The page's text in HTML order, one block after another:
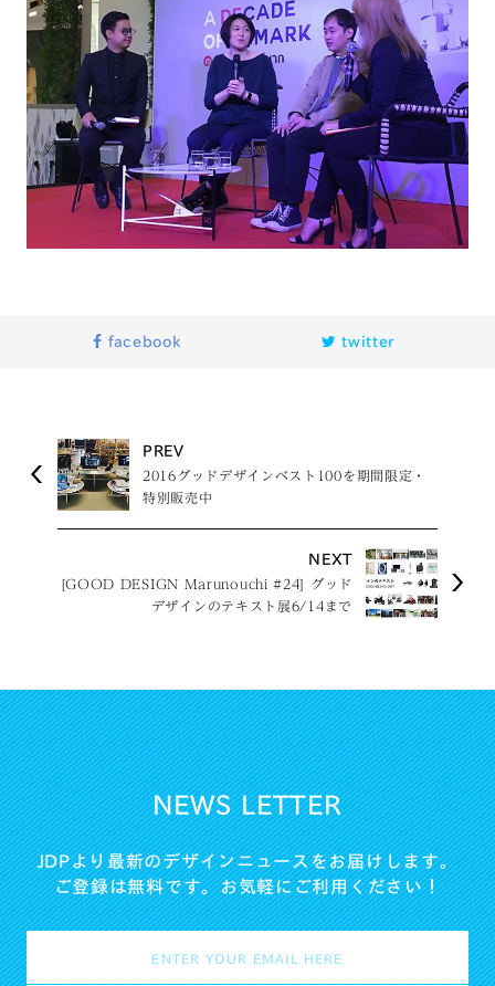
facebook twitter
PREV
2016グッドデザインベスト100を期間限定・
特別販売中
NEXT
[GOOD DESIGN Marunouchi #24] グッド
デザインのテキスト展6/14まで
NEWS LETTER
JDPより最新のデザインニュースをお届けします。
ご登録は無料です。お気軽にご利用ください！